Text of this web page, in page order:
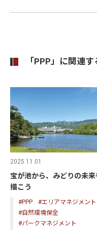
「PPP」に関連
2025.11.01
宝が池から、みどりの未来
描こう
#PPP
#エリアマネジメント
#自然環境保全
#パークマネジメント